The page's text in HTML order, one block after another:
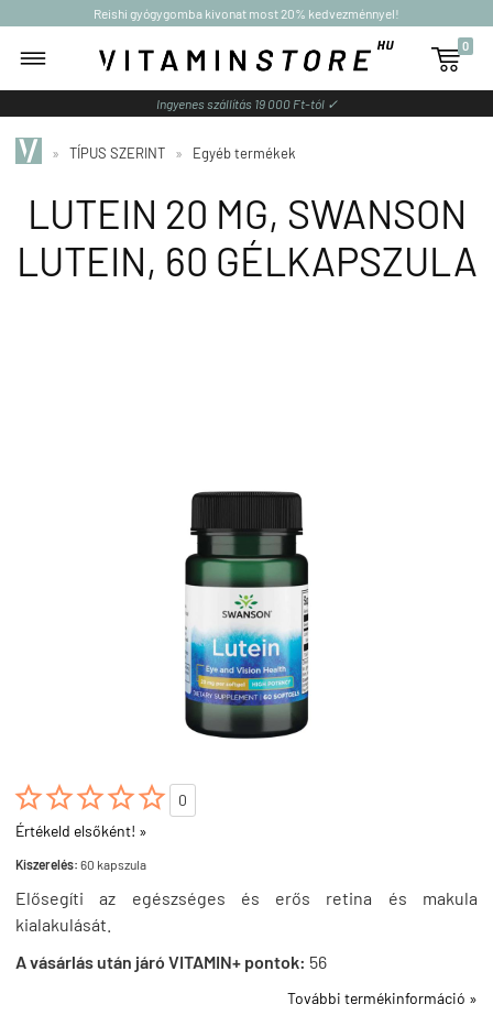
Reishi gyógygomba kivonat most 20% kedvezménnyel!

0
Ingyenes szállítás 19 000 Ft-tól ✓
» TÍPUS SZERINT » Egyéb termékek
LUTEIN 20 MG, SWANSON
LUTEIN, 60 GÉLKAPSZULA

0
Értékeld elsőként! »
Kiszerelés: 60 kapszula
Elősegíti az egészséges és erős retina és makula
kialakulását.
A vásárlás után járó VITAMIN+ pontok: 56
További termékinformáció »